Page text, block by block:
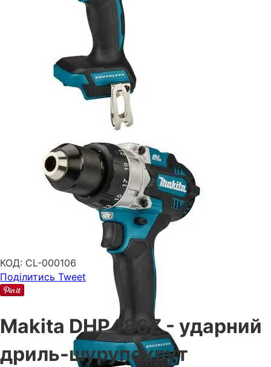
КОД: CL-000106
Поділитись Tweet
Makita DHP486Z - ударний
дриль-шурупокрут